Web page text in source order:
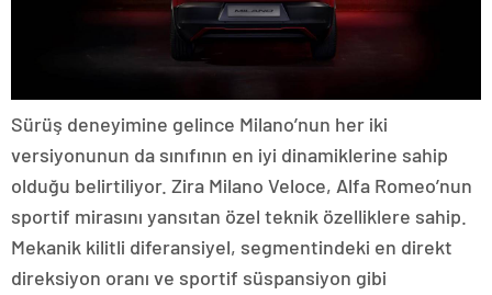
Sürüş deneyimine gelince Milano’nun her iki
versiyonunun da sınıfının en iyi dinamiklerine sahip
olduğu belirtiliyor. Zira Milano Veloce, Alfa Romeo’nun
sportif mirasını yansıtan özel teknik özelliklere sahip.
Mekanik kilitli diferansiyel, segmentindeki en direkt
direksiyon oranı ve sportif süspansiyon gibi